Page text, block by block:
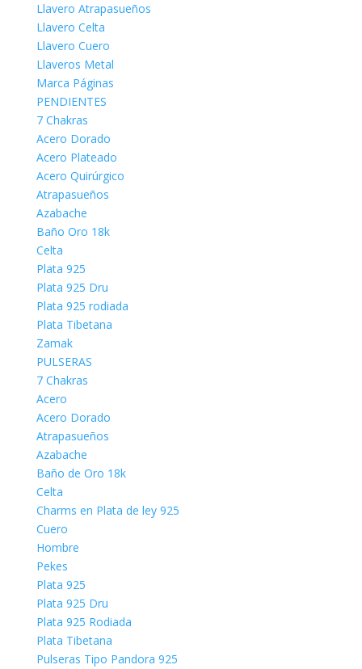
Llavero Atrapasueños
Llavero Celta
Llavero Cuero
Llaveros Metal
Marca Páginas
PENDIENTES
7 Chakras
Acero Dorado
Acero Plateado
Acero Quirúrgico
Atrapasueños
Azabache
Baño Oro 18k
Celta
Plata 925
Plata 925 Dru
Plata 925 rodiada
Plata Tibetana
Zamak
PULSERAS
7 Chakras
Acero
Acero Dorado
Atrapasueños
Azabache
Baño de Oro 18k
Celta
Charms en Plata de ley 925
Cuero
Hombre
Pekes
Plata 925
Plata 925 Dru
Plata 925 Rodiada
Plata Tibetana
Pulseras Tipo Pandora 925